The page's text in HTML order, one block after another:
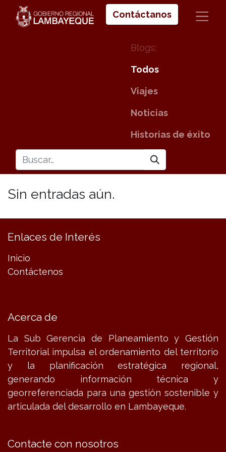
Contáctanos
Blogs:
Todos
Viajes
Noticias
Historias de éxito
Sin entradas aún.
Enlaces de Interés
Inicio
Contáctenos
Acerca de
La Sub Gerencia de Planeamiento y Gestión
Territorial impulsa el ordenamiento del territorio
y la planificación estratégica regional,
generando información técnica y
georreferenciada para una gestión sostenible y
articulada del desarrollo en Lambayeque.
Contacte con nosotros